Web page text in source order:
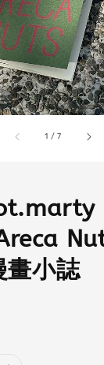
1 /7
畫小誌